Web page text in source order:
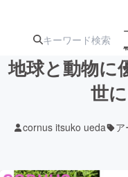
ジェクト
ターン
ジェク
地球と動物に
世
cornus itsuko ueda